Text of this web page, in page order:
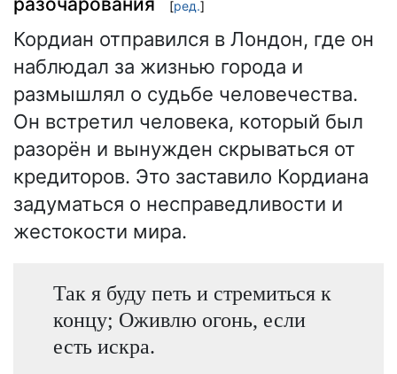
[ред.]
Кордиан отправился в Лондон, где он
наблюдал за жизнью города и
размышлял о судьбе человечества.
Он встретил человека, который был
разорён и вынужден скрываться от
кредиторов. Это заставило Кордиана
задуматься о несправедливости и
жестокости мира.
Так я буду петь и стремиться к
концу; Оживлю огонь, если
есть искра.